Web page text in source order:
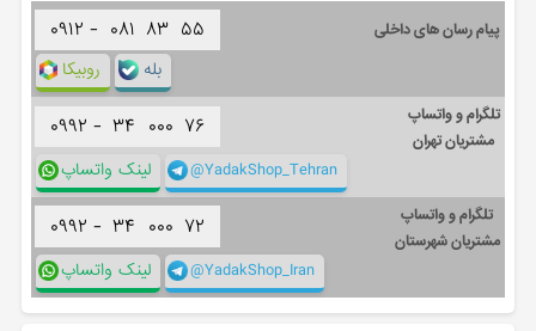
پیام رسان های داخلی ۰۹۱۲ - ۰۸۱ ۸۳ ۵۵
روبیکا بله
تلگرام و واتساپ
مشتریان تهران
۰۹۹۲ - ۳۴ ۰۰۰ ۷۶
لینک واتساپ @YadakShop_Tehran
تلگرام و واتساپ
مشتریان شهرستان
۰۹۹۲ - ۳۴ ۰۰۰ ۷۲
لینک واتساپ @YadakShop_Iran